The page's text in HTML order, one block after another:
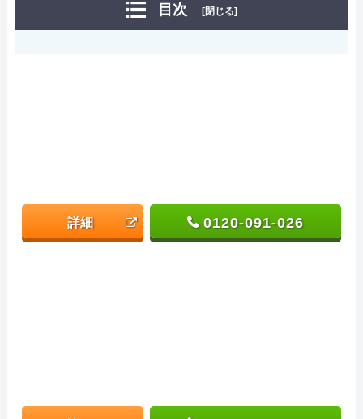
目次 [閉じる]
詳細 0120-091-026